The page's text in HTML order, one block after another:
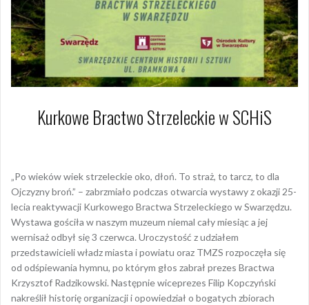
Kurkowe Bractwo Strzeleckie w SCHiS
„Po wieków wiek strzeleckie oko, dłoń. To straż, to tarcz, to dla
Ojczyzny broń.” – zabrzmiało podczas otwarcia wystawy z okazji 25-
lecia reaktywacji Kurkowego Bractwa Strzeleckiego w Swarzędzu.
Wystawa gościła w naszym muzeum niemal cały miesiąc a jej
wernisaż odbył się 3 czerwca. Uroczystość z udziałem
przedstawicieli władz miasta i powiatu oraz TMZS rozpoczęła się
od odśpiewania hymnu, po którym głos zabrał prezes Bractwa
Krzysztof Radzikowski. Następnie wiceprezes Filip Kopczyński
nakreślił historię organizacji i opowiedział o bogatych zbiorach